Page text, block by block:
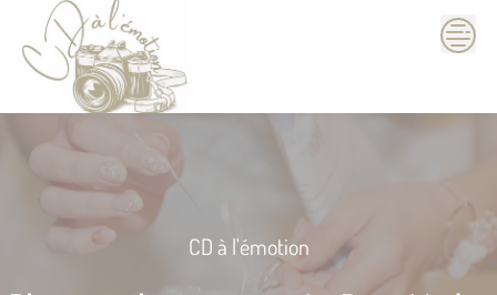
content
CD à l'émotion